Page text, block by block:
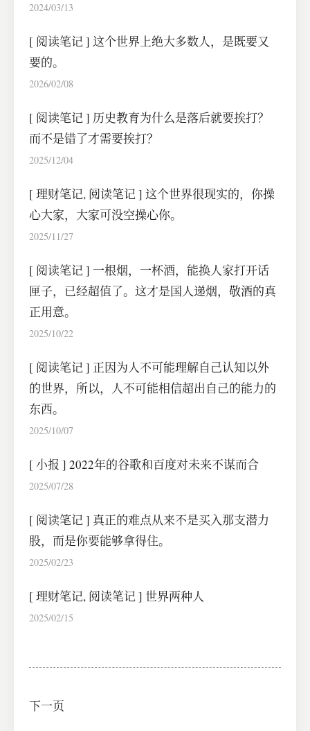
2024/03/13
[ 阅读笔记 ]这个世界上绝大多数人，是既要又
要的。
2026/02/08
[ 阅读笔记 ] 历史教育为什么是落后就要挨打？
而不是错了才需要挨打？
2025/12/04
[理财笔记, 阅读笔记 ]这个世界很现实的，你操
心大家，大家可没空操心你。
2025/11/27
[ 阅读笔记 ] 一根烟，一杯酒，能换人家打开话
匣子，已经超值了。这才是国人递烟，敬酒的真
正用意。
2025/10/22
[ 阅读笔记 ] 正因为人不可能理解自己认知以外
的世界，所以，人不可能相信超出自己的能力的
东西。
2025/10/07
[小报 ]2022年的谷歌和百度对未来不谋而合
2025/07/28
[ 阅读笔记 ] 真正的难点从来不是买入那支潜力
股，而是你要能够拿得住。
2025/02/23
[理财笔记, 阅读笔记 ]世界两种人
2025/02/15
下一页